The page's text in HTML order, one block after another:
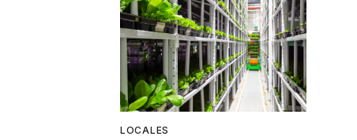
LOCALES